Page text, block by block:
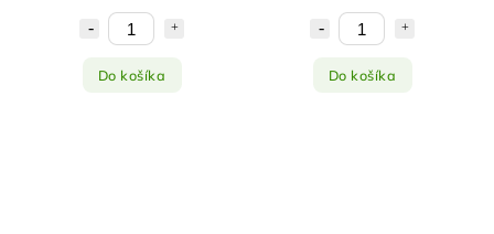
Do košíka Do košíka